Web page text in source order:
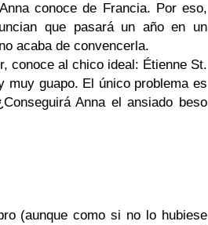
conoce de Francia. Por eso,
que pasará un año en un
acaba de convencerla.
conoce al chico ideal: Étienne St.
muy guapo. El único problema es
Anna el ansiado beso
(aunque como si no lo hubiese